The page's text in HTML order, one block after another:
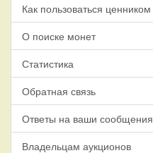
Как пользоваться ценником
О поиске монет
Статистика
Обратная связь
Ответы на ваши сообщения
Владельцам аукционов